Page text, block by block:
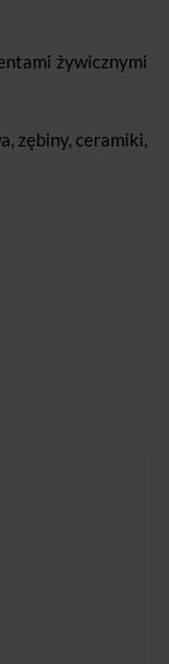
żywicznymi
zębiny, ceramiki,